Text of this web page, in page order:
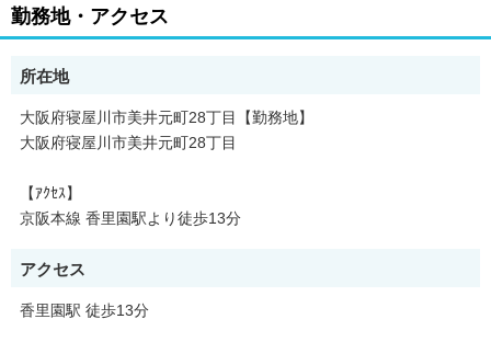
勤務地・アクセス
所在地
大阪府寝屋川市美井元町28丁目【勤務地】
大阪府寝屋川市美井元町28丁目
【ｱｸｾｽ】
京阪本線 香里園駅より徒歩13分
アクセス
香里園駅 徒歩13分